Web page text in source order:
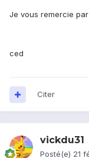
Je vous remercie
ced
Citer
vickdu31
Posté(e) 21